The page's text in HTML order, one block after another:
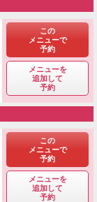
この
メニューで
予約
メニューを
追加して
予約
この
メニューで
予約
メニューを
追加して
予約